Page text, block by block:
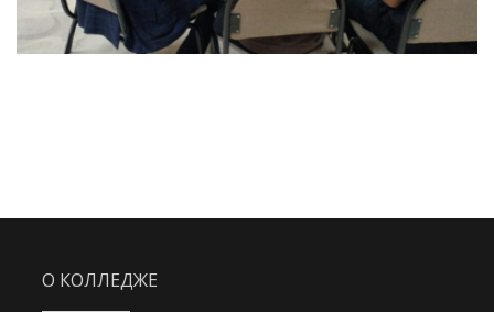
О КОЛЛЕДЖЕ